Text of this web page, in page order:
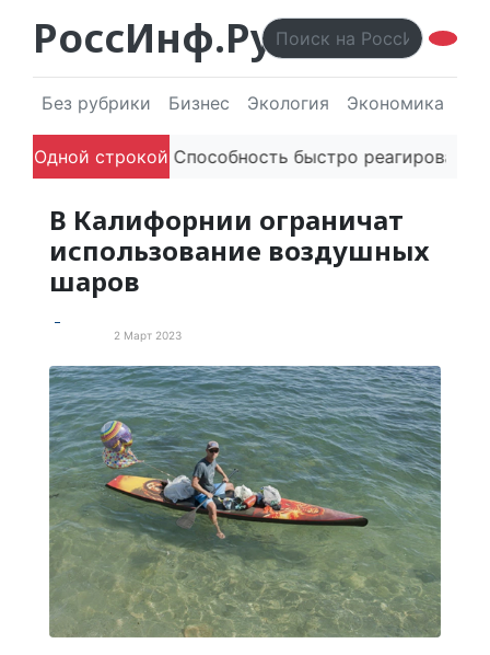
РоссИнф.Ру
Без рубрики Бизнес Экология Экономика
Одной строкой
в речи Способность быстро реагировать через
В Калифорнии ограничат
использование воздушных
шаров
2 Март 2023